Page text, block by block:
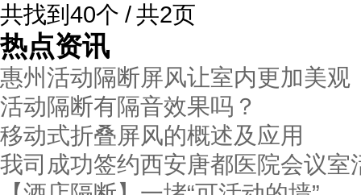
共找到40个 / 共2页
热点资讯
惠州活动隔断屏风让室内更加美观
活动隔断有隔音效果吗？
移动式折叠屏风的概述及应用
我司成功签约西安唐都医院会议室